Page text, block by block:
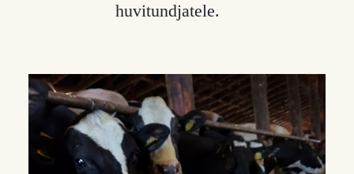
huvitundjatele.